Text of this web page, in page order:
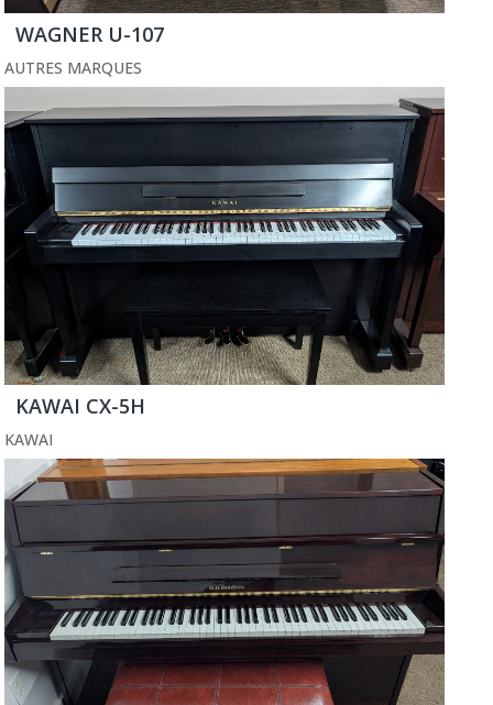
WAGNER U-107
AUTRES MARQUES
KAWAI CX-5H
KAWAI